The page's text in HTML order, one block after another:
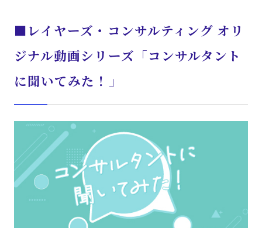
■レイヤーズ・コンサルティング オリ
ジナル動画シリーズ「コンサルタント
に聞いてみた！」